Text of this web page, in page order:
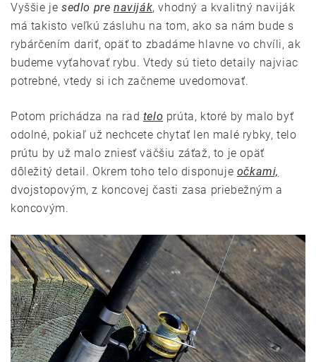
Vyššie je sedlo pre naviják, vhodný a kvalitný naviják
má takisto veľkú zásluhu na tom, ako sa nám bude s
rybárčením dariť, opäť to zbadáme hlavne vo chvíli, ak
budeme vyťahovať rybu. Vtedy sú tieto detaily najviac
potrebné, vtedy si ich začneme uvedomovať.
Potom prichádza na rad telo prúta, ktoré by malo byť
odolné, pokiaľ už nechcete chytať len malé rybky, telo
prútu by už malo zniesť väčšiu záťaž, to je opäť
dôležitý detail. Okrem toho telo disponuje očkami,
dvojstopovým, z koncovej časti zasa priebežným a
koncovým.